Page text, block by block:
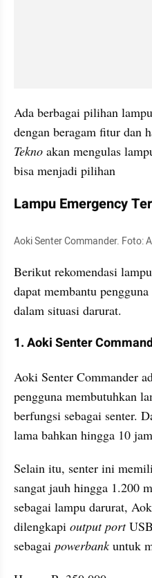
Ada berbagai pilihan lampu
dengan beragam fitur dan
Tekno akan mengulas
bisa menjadi pilihan
Lampu Emergency
Aoki Senter Commander. Foto:
Berikut rekomendasi lampu
dapat membantu
dalam situasi darurat.
1. Aoki Senter
Aoki Senter Commander
pengguna membutuhkan
berfungsi sebagai senter.
lama bahkan hingga 10
Selain itu, senter ini
sangat jauh hingga 1.200
sebagai lampu darurat,
dilengkapi output port
sebagai powerbank untuk